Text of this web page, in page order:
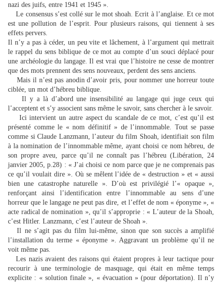
nazi des juifs, entre 1941 et 1945 ».
Le consensus s’est collé sur le mot shoah. Ecrit à l’anglaise. Et ce mot
est une pollution de l’esprit. Pour plusieurs raisons, qui tiennent à ses
effets pervers.
Il n’y a pas à céder, un peu vite et lâchement, à l’argument qui mettrait
le rappel du sens biblique de ce mot au compte d’un souci déplacé pour
une archéologie du langage. Il est vrai que l’histoire ne cesse de montrer
que des mots prennent des sens nouveaux, perdent des sens anciens.
Mais il n’est pas anodin d’avoir pris, pour nommer une horreur toute
ciblée, un mot d’hébreu biblique.
Il y a là d’abord une insensibilité au langage qui juge ceux qui
l’acceptent et s’y associent sans même le savoir, sans chercher à le savoir.
Ici intervient un autre aspect du scandale de ce mot, c’est qu’il est
présenté comme le « nom définitif » de l’innommable. Tout se passe
comme si Claude Lanzmann, l’auteur du film Shoah, identifiait son film
à la nomination de l’innommable même, ayant choisi ce nom hébreu, de
son propre aveu, parce qu’il ne connaît pas l’hébreu (Libération, 24
janvier 2005, p.28) : « J’ai choisi ce nom parce que je ne comprenais pas
ce qu’il voulait dire ». Où se mêlent l’idée de « destruction » et « aussi
bien une catastrophe naturelle ». D’où est privilégié l’« opaque »,
renforçant ainsi l’identification entre l’innommable au sens d’une
horreur que le langage ne peut pas dire, et l’effet de nom « éponyme », «
acte radical de nomination », qu’il s’approprie : « L’auteur de la Shoah,
c’est Hitler. Lanzmann, c’est l’auteur de Shoah ».
Il ne s’agit pas du film lui-même, sinon que son succès a amplifié
l’installation du terme « éponyme ». Aggravant un problème qu’il ne
voit même pas.
Les nazis avaient des raisons qui étaient propres à leur tactique pour
recourir à une terminologie de masquage, qui était en même temps
explicite : « solution finale », « évacuation » (pour déportation). Il n’y